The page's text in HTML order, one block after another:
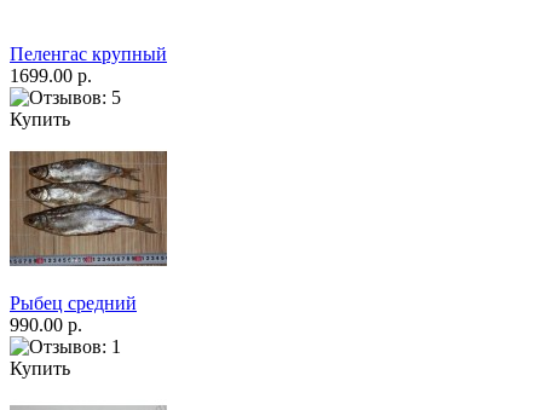
Пеленгас крупный
1699.00 р.
Купить
Рыбец средний
990.00 р.
Купить